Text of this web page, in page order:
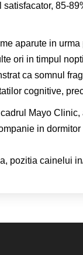
85-
aparute in
ori in timpul
ca somnul
cognitive,
Mayo
in
pozitia cainelui